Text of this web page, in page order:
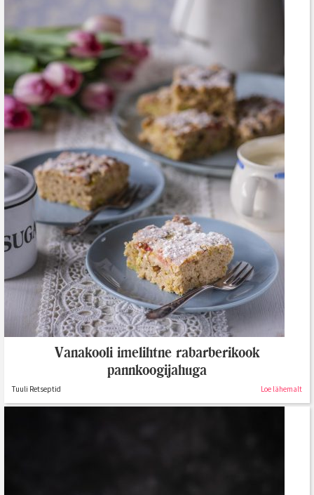
Vanakooli imelihtne rabarberikook
pannkoogijahuga
Tuuli Retseptid Loe lähemalt